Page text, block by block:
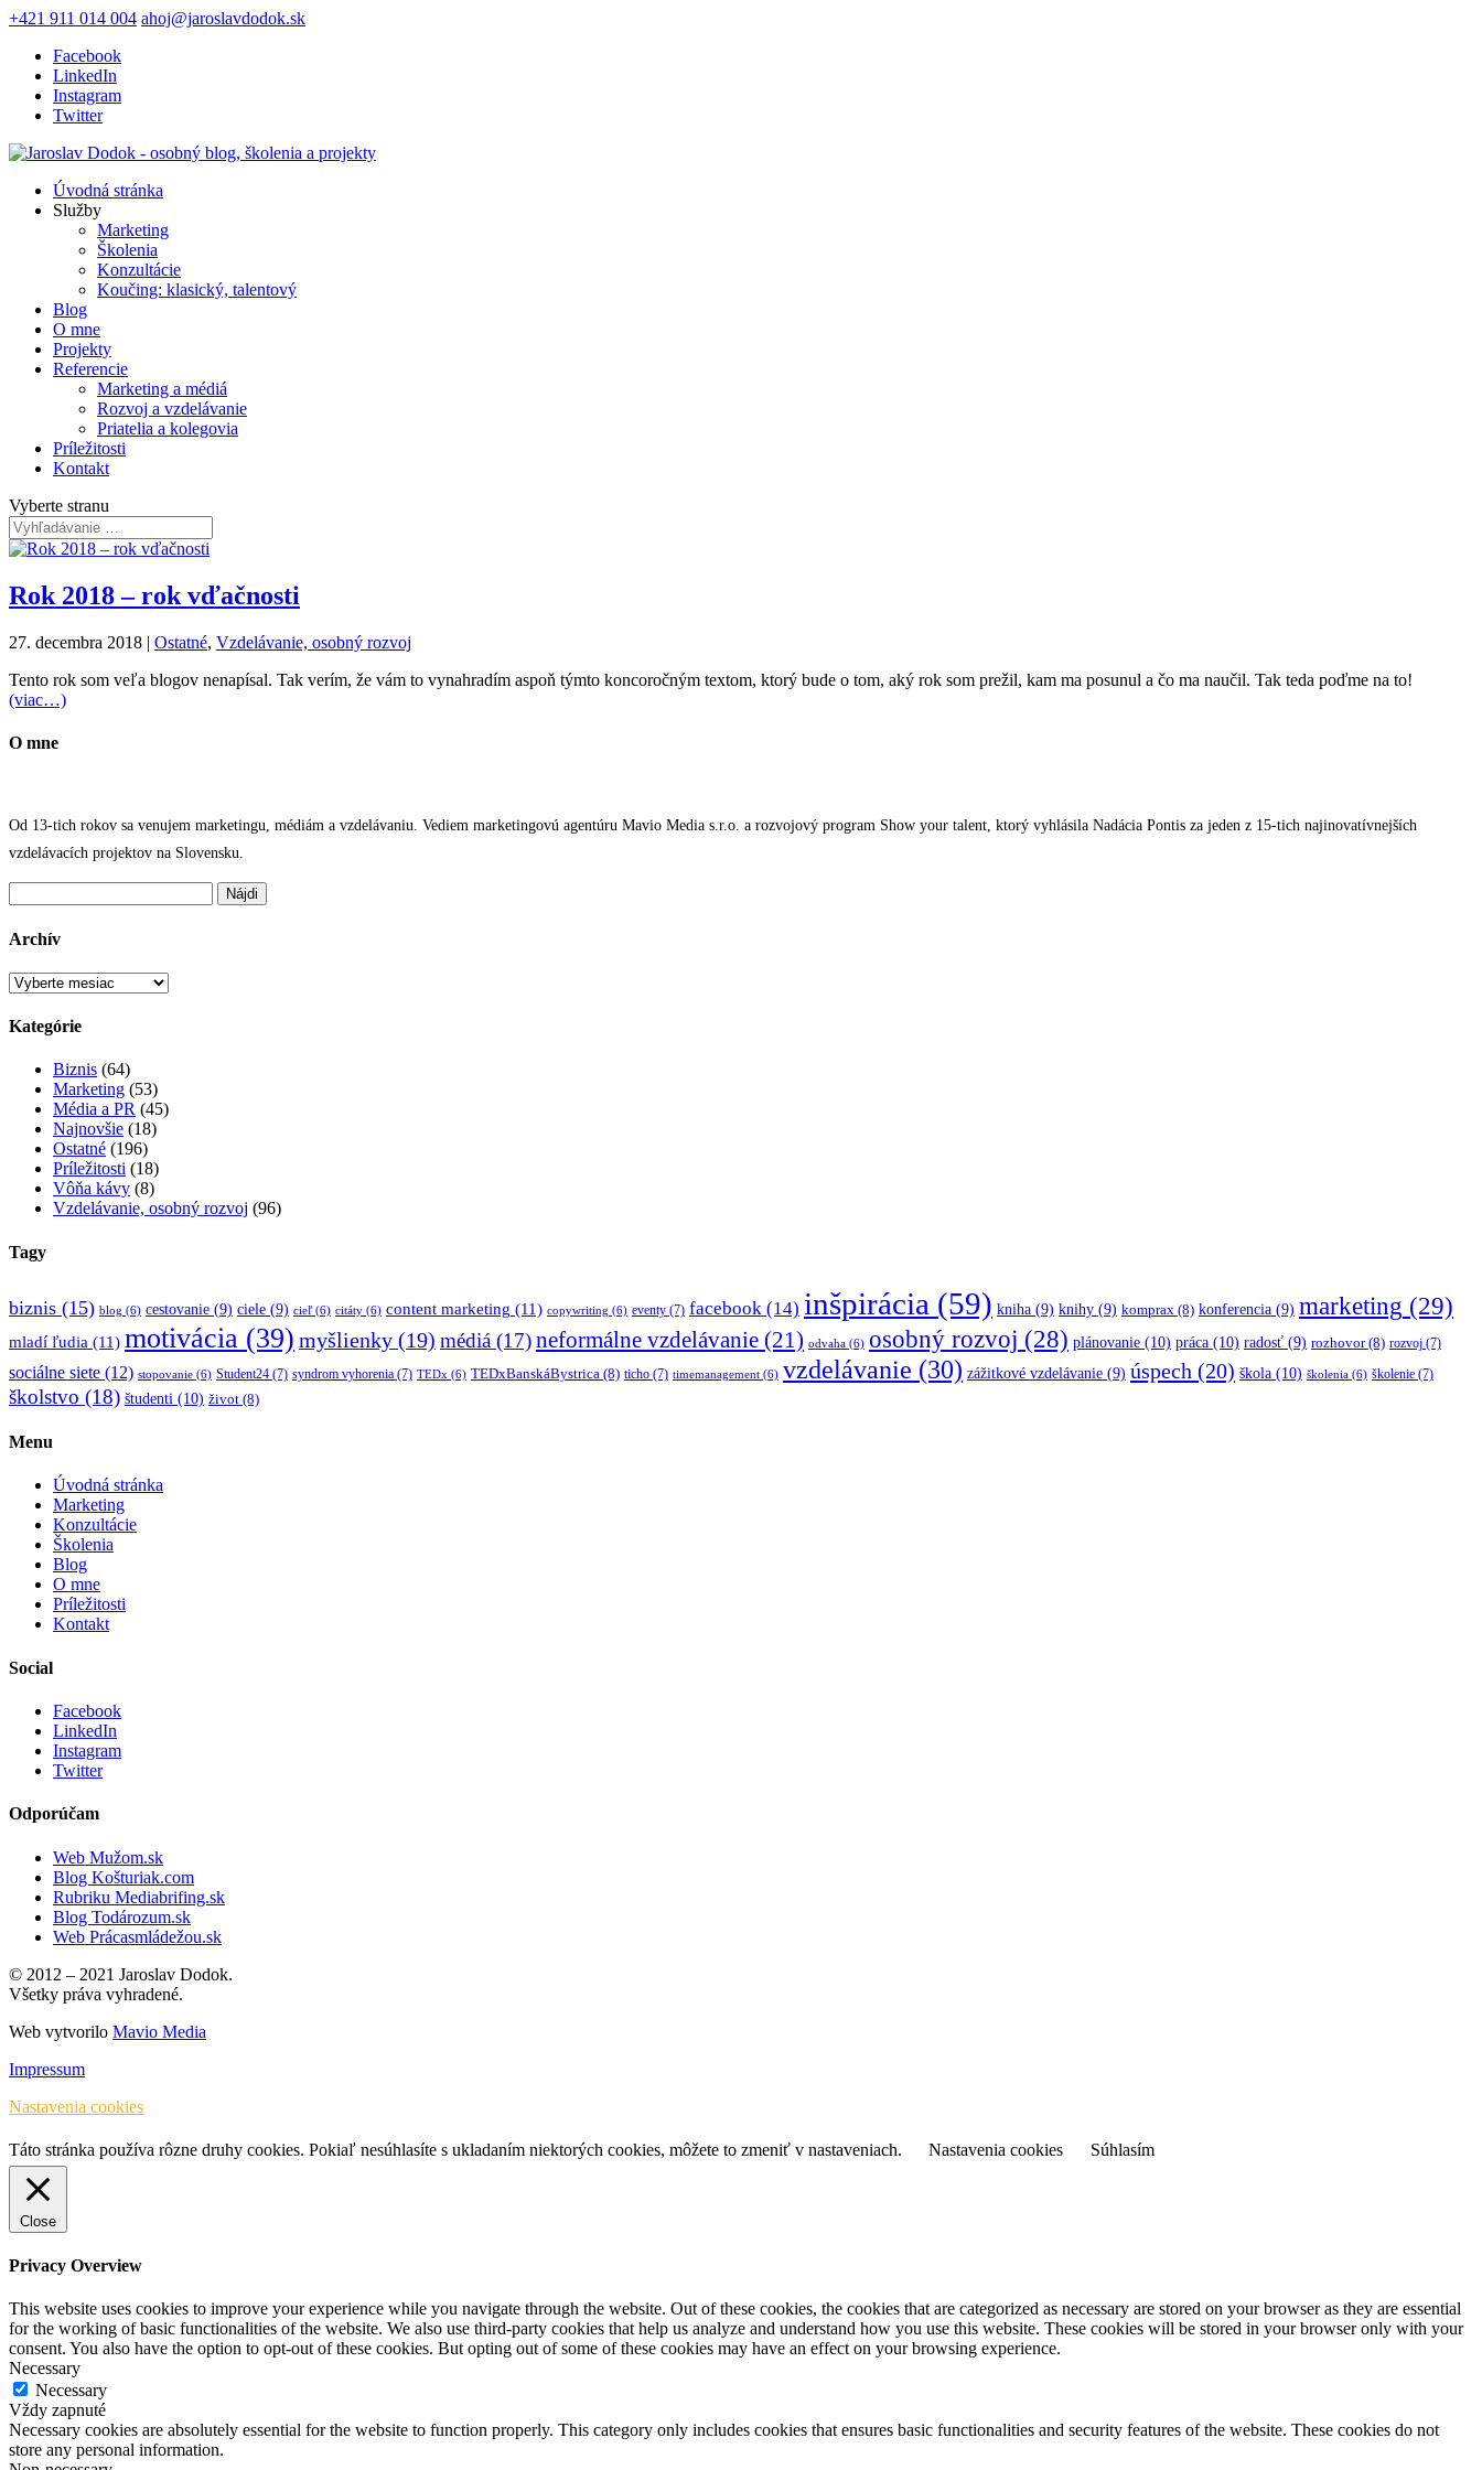
+421 911 014 004 ahoj@jaroslavdodok.sk
Facebook
LinkedIn
Instagram
Twitter
Úvodná stránka
Služby
Marketing
Školenia
Konzultácie
Koučing: klasický, talentový
Blog
O mne
Projekty
Referencie
Marketing a médiá
Rozvoj a vzdelávanie
Priatelia a kolegovia
Príležitosti
Kontakt
Vyberte stranu
Rok 2018 – rok vďačnosti
27. decembra 2018 | Ostatné, Vzdelávanie, osobný rozvoj
Tento rok som veľa blogov nenapísal. Tak verím, že vám to vynahradím aspoň týmto koncoročným textom, ktorý bude o tom, aký rok som prežil, kam ma posunul a čo ma naučil. Tak teda poďme na to!
(viac…)
O mne
Od 13-tich rokov sa venujem marketingu, médiám a vzdelávaniu. Vediem marketingovú agentúru Mavio Media s.r.o. a rozvojový program Show your talent, ktorý vyhlásila Nadácia Pontis za jeden z 15-tich najinovatívnejších
vzdelávacích projektov na Slovensku.
Archív
Archív
Kategórie
Biznis (64)
Marketing (53)
Média a PR (45)
Najnovšie (18)
Ostatné (196)
Príležitosti (18)
Vôňa kávy (8)
Vzdelávanie, osobný rozvoj (96)
Tagy
biznis (15) blog (6) cestovanie (9) ciele (9) cieľ(6) citáty (6) content marketing (11) copywriting (6) eventy (7) facebook (14) inšpirácia (59) kniha (9) knihy (9) komprax (8) konferencia (9) marketing (29)
mladí ľudia (11) motivácia (39) myšlienky (19) médiá (17)neformálne vzdelávanie (21) odvaha (6) osobný rozvoj (28) plánovanie (10) práca (10) radosť (9) rozhovor(8) rozvoj (7)
sociálne siete (12) stopovanie (6) Student24 (7) syndrom vyhorenia (7) TEDx (6) TEDxBanskáBystrica (8) ticho (7) timemanagement (6) vzdelávanie (30) zážitkové vzdelávanie (9) úspech (20) škola (10) školenia (6) školenie (7)
školstvo (18) študenti (10) život (8)
Menu
Úvodná stránka
Marketing
Konzultácie
Školenia
Blog
O mne
Príležitosti
Kontakt
Social
Facebook
LinkedIn
Instagram
Twitter
Odporúčam
Web Mužom.sk
Blog Košturiak.com
Rubriku Mediabrifing.sk
Blog Todározum.sk
Web Prácasmládežou.sk
© 2012 – 2021 Jaroslav Dodok.
Všetky práva vyhradené.
Web vytvorilo Mavio Media
Impressum
Nastavenia cookies
Táto stránka používa rôzne druhy cookies. Pokiaľ nesúhlasíte s ukladaním niektorých cookies, môžete to zmeniť v nastaveniach. Nastavenia cookies Súhlasím
Close
Privacy Overview
This website uses cookies to improve your experience while you navigate through the website. Out of these cookies, the cookies that are categorized as necessary are stored on your browser as they are essential
for the working of basic functionalities of the website. We also use third-party cookies that help us analyze and understand how you use this website. These cookies will be stored in your browser only with your
consent. You also have the option to opt-out of these cookies. But opting out of some of these cookies may have an effect on your browsing experience.
Necessary
Necessary
Vždy zapnuté
Necessary cookies are absolutely essential for the website to function properly. This category only includes cookies that ensures basic functionalities and security features of the website. These cookies do not
store any personal information.